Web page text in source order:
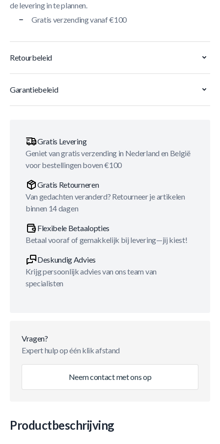
de levering in te plannen.
Gratis verzending vanaf €100
Retourbeleid
Garantiebeleid
Gratis Levering
Geniet van gratis verzending in Nederland en België
voor bestellingen boven €100
Gratis Retourneren
Van gedachten veranderd? Retourneer je artikelen
binnen 14 dagen
Flexibele Betaalopties
Betaal vooraf of gemakkelijk bij levering—jij kiest!
Deskundig Advies
Krijg persoonlijk advies van ons team van
specialisten
Vragen?
Expert hulp op één klik afstand
Neem contact met ons op
Productbeschrijving